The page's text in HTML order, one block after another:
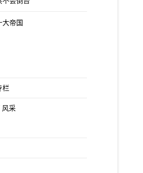
煌”的精神源远流长
大帝国
栏
风采